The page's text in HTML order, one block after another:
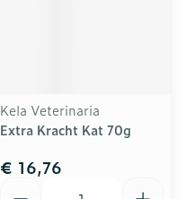
Kela Veterinaria
Extra Kracht Kat 70g
€ 16,76